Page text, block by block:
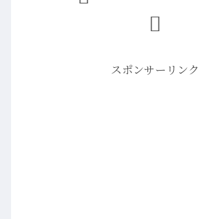
スポンサーリンク